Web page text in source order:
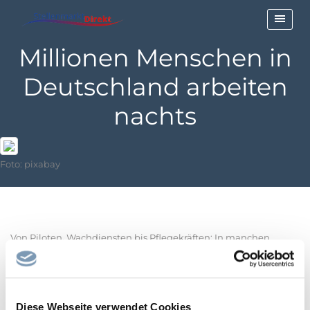
Diese Webseite verwendet Cookies
Millionen Menschen in
Deutschland arbeiten
nachts
Foto: pixabay
Von Piloten, Wachdiensten bis Pflegekräften: In manchen
Berufen ist die Nacht längst Arbeitszeit. Welche Branchen